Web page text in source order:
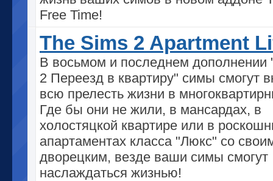
Free Time!
The Sims 2 Apartment
В восьмом и последнем дополнении
2 Переезд в квартиру" симы смогут
всю прелесть жизни в
Где бы они не жили, в мансардах, в
холостяцкой квартире или в
апартаментах класса "Люкс" со
дворецким, везде ваши симы смогут
наслаждаться жизнью!